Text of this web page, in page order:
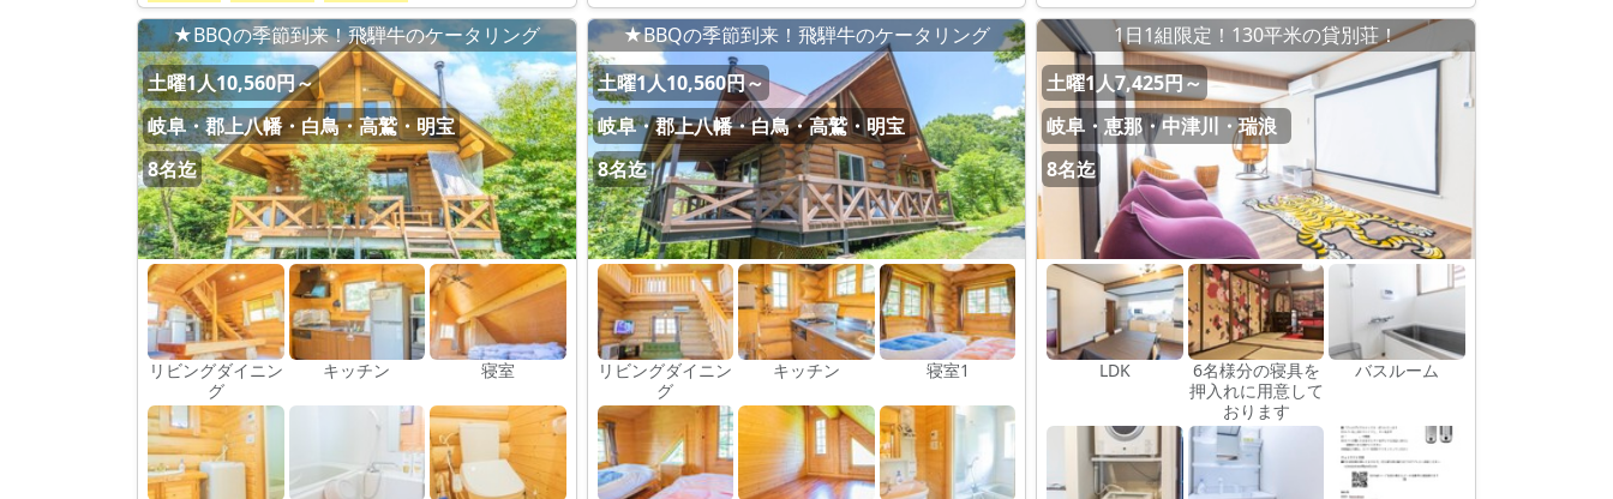
★BBQの季節到来！飛騨牛のケータリング
土曜1人10,560円～
岐阜・郡上八幡・白鳥・高鷲・明宝
8名迄
リビングダイニン
グ
キッチン 寝室
★BBQの季節到来！飛騨牛のケータリング
土曜1人10,560円～
岐阜・郡上八幡・白鳥・高鷲・明宝
8名迄
リビングダイニン
グ
キッチン 寝室1
1日1組限定！130平米の貸別荘！
土曜1人7,425円～
岐阜・恵那・中津川・瑞浪
8名迄
LDK
6名様分の寝具を
押入れに用意して
おります
バスルーム